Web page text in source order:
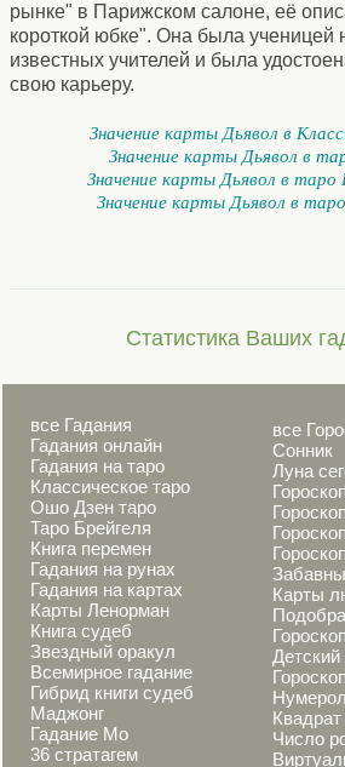
рынке" в Парижском салоне, её
короткой юбке". Она была ученицей
известных учителей и была
свою карьеру.
Значение карты Дьявол в
Значение карты Дьявол в
Значение карты Дьявол в
Значение карты Дьявол в
Статистика Ваших
все Гадания
Гадания онлайн
Гадания на таро
Классическое таро
Ошо Дзен таро
Таро Брейгеля
Книга перемен
Гадания на рунах
Гадания на картах
Карты Ленорман
Книга судеб
Звездный оракул
Всемирное гадание
Гибрид книги судеб
Маджонг
Гадание Мо
36 стратагем
все
Сонник
Луна
Карты
Детский
Число